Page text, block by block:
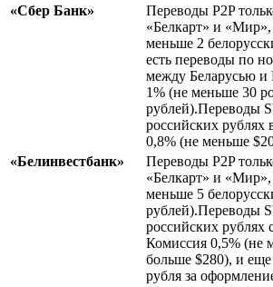
«Сбер Банк»
Переводы P2P
«Белкарт» и
меньше 2
есть переводы по
между Беларусью и
1% (не меньше 30
рублей).Переводы
российских
0,8% (не меньше
«Белинвестбанк»
Переводы P2P
«Белкарт» и
меньше 5
рублей).Переводы
российских рублях
Комиссия 0,5% (не
больше $280), и еще
рубля за